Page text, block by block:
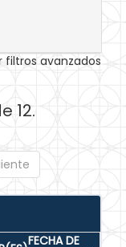
filtros avanzados
12.
FECHA DE